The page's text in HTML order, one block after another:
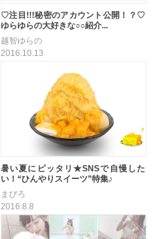
♡注目!!!秘密のアカウント公開！？♡
ゆらゆらの大好きな○○紹介...
越智ゆらの
2016.10.13
暑い夏にピッタリ★SNSで自慢した
い！“ひんやりスイーツ”特集♪
まぴろ
2016.8.8